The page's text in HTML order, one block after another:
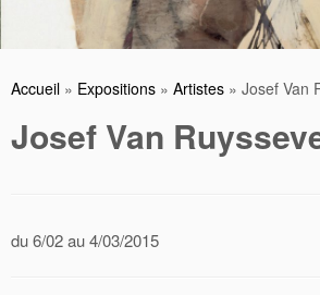
Accueil » Expositions » Artistes » Josef Van
Josef Van
du 6/02 au 4/03/2015